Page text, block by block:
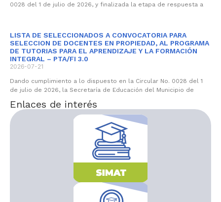
0028 del 1 de julio de 2026, y finalizada la etapa de respuesta a
LISTA DE SELECCIONADOS A CONVOCATORIA PARA
SELECCION DE DOCENTES EN PROPIEDAD, AL PROGRAMA
DE TUTORIAS PARA EL APRENDIZAJE Y LA FORMACIÓN
INTEGRAL – PTA/FI 3.0
2026-07-21
Dando cumplimiento a lo dispuesto en la Circular No. 0028 del 1
de julio de 2026, la Secretaría de Educación del Municipio de
Enlaces de interés